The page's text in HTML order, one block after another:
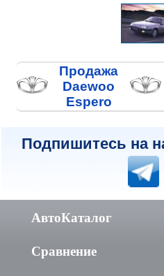
Продажа
Daewoo
Espero
Подпишитесь на
АвтоКаталог
Сравнение